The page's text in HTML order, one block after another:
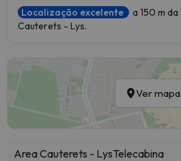
Localização excelente
a 150 m
Cauterets - Lys.
Ver mapa
Area Cauterets - LysTelecabina